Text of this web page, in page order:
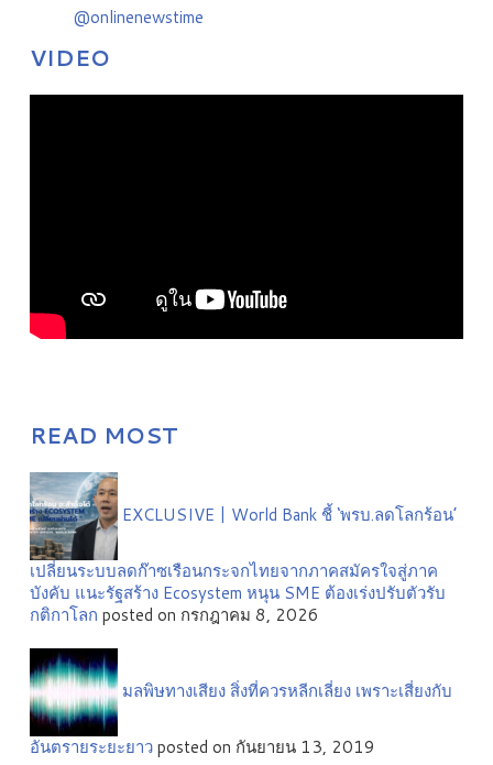
@onlinenewstime
VIDEO
READ MOST
EXCLUSIVE | World Bank ชี้ ‘พรบ.ลดโลกร้อน’
เปลี่ยนระบบลดก๊าซเรือนกระจกไทยจากภาคสมัครใจสู่ภาค
บังคับ แนะรัฐสร้าง Ecosystem หนุน SME ต้องเร่งปรับตัวรับ
กติกาโลก posted on กรกฎาคม 8, 2026
มลพิษทางเสียง สิ่งที่ควรหลีกเลี่ยง เพราะเสี่ยงกับ
อันตรายระยะยาวposted on กันยายน 13, 2019